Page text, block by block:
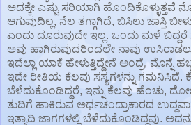
ಅದಕ್ಕೇ ಎಷ್ಟು ಸರಿಯಾಗಿ
ಆಗುವುದಿಲ್ಲ, ನೆಲ ತಗ್ಗಾಗಿದೆ, ಬಿಸಿಲು ಜಾಸ್ತಿ
ಎಂದು ದೂರುವುದೇ ಇಲ್ಲ. ಒಂದು ಮಳೆ ಬಿದ್ದರೆ
ಅವು ಹಾಗಿರುವುದರಿಂದಲೇ ನಾವು ಉಸಿರಾಡಲು
ಇದೆಲ್ಲಾ ಯಾಕೆ ಹೇಳುತ್ತಿದ್ದೇನೆ ಅಂದ್ರೆ, ಮೊನ್ನೆ
ಇದೇ ರೀತಿಯ ಕೆಲವು ಸಸ್ಯಗಳನ್ನು
ಬೆಳೆದುಕೊಂಡಿದ್ದರೆ, ಇನ್ನು ಕೆಲವು ಹೆಂಚು,
ತುದಿಗೆ ಹಾಕಿರುವ ಅರ್ಧಚಂದ್ರಾಕಾರದ
ಇತ್ಯಾದಿ ಜಾಗಗಳಲ್ಲಿ ಬೆಳೆದುಕೊಂಡಿದ್ದವು.